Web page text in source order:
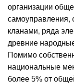
организации
кланами, ряда
древние
Помимо
национальные
более 5% от